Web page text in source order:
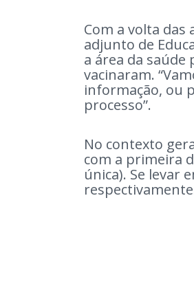
Com a volta das
adjunto de
a área da saúde
vacinaram.
informação, ou
processo”.
No contexto
com a primeira
única). Se levar